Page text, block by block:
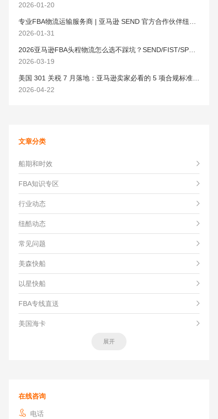
2026-01-20
2026-01-31
2026亚马逊FBA头程物流怎么选不踩坑？SEND/FIST/SPN官方认证物流商，只有这家敢承诺“准达率第一”
2026-03-19
美国 301 关税 7 月落地：亚马逊卖家必看的 5 项合规标准与稳交付方案
2026-04-22
文章分类
船期和时效
FBA知识专区
行业动态
纽酷动态
常见问题
美森快船
以星快船
FBA专线直送
美国海卡
展开
在线咨询
电话